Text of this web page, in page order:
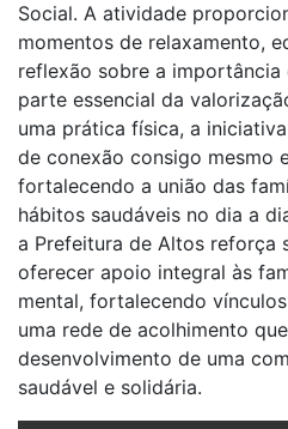
Social. A atividade
momentos de relaxamento,
reflexão sobre a
parte essencial da
uma prática física, a
de conexão consigo mesmo
fortalecendo a união das
hábitos saudáveis no dia a
a Prefeitura de Altos reforça
oferecer apoio integral às
mental, fortalecendo
uma rede de acolhimento
desenvolvimento de uma
saudável e solidária.